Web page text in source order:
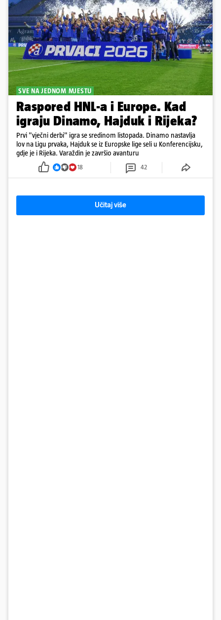
SVE NA JEDNOM MJESTU
Raspored HNL-a i Europe. Kad
igraju Dinamo, Hajduk i Rijeka?
Prvi "vječni derbi" igra se sredinom listopada. Dinamo nastavlja
lov na Ligu prvaka, Hajduk se iz Europske lige seli u Konferencijsku,
gdje je i Rijeka. Varaždin je završio avanturu
18 42
Učitaj više